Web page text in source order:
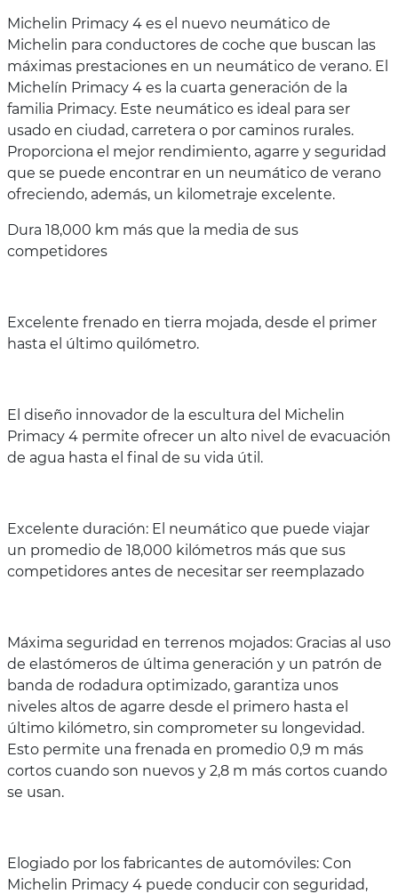
Michelin Primacy 4 es el nuevo neumático de
Michelin para conductores de coche que buscan las
máximas prestaciones en un neumático de verano. El
Michelín Primacy 4 es la cuarta generación de la
familia Primacy. Este neumático es ideal para ser
usado en ciudad, carretera o por caminos rurales.
Proporciona el mejor rendimiento, agarre y seguridad
que se puede encontrar en un neumático de verano
ofreciendo, además, un kilometraje excelente.
Dura 18,000 km más que la media de sus
competidores
Excelente frenado en tierra mojada, desde el primer
hasta el último quilómetro.
El diseño innovador de la escultura del Michelin
Primacy 4 permite ofrecer un alto nivel de evacuación
de agua hasta el final de su vida útil.
Excelente duración: El neumático que puede viajar
un promedio de 18,000 kilómetros más que sus
competidores antes de necesitar ser reemplazado
Máxima seguridad en terrenos mojados: Gracias al uso
de elastómeros de última generación y un patrón de
banda de rodadura optimizado, garantiza unos
niveles altos de agarre desde el primero hasta el
último kilómetro, sin comprometer su longevidad.
Esto permite una frenada en promedio 0,9 m más
cortos cuando son nuevos y 2,8 m más cortos cuando
se usan.
Elogiado por los fabricantes de automóviles: Con
Michelin Primacy 4 puede conducir con seguridad,